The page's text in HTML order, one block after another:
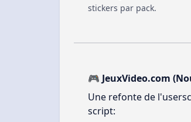
stickers par pack.
🎮 JeuxVideo.com
Une refonte de
script: